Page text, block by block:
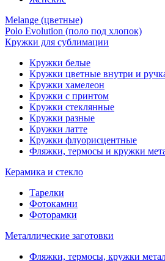
Melange (цветные)
Polo Evolution (поло под хлопок)
Кружки для сублимации
Кружки белые
Кружки цветные внутри и
Кружки хамелеон
Кружки c принтом
Кружки стеклянные
Кружки разные
Кружки латте
Кружки флуорисцентные
Фляжки, термосы и кружки
Керамика и стекло
Тарелки
Фотокамни
Фоторамки
Металлические заготовки
Фляжки, термосы, кружки